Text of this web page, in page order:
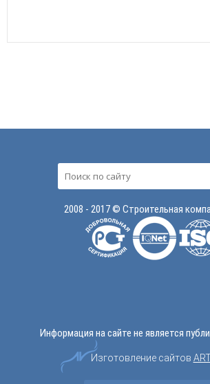
2008 - 2017 © Строительная
Информация на сайте не является
Изготовление сайтов